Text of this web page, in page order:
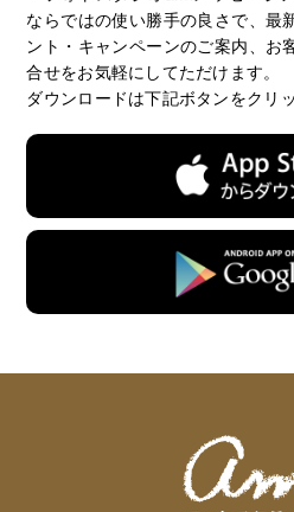
ならではの使い勝手の良さで、最
ント・キャンペーンのご案内、お
合せをお気軽にしてただけます。
ダウンロードは下記ボタンをクリ